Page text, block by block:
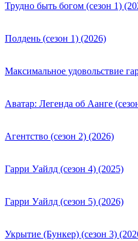
Трудно быть богом (сезон 1)
Полдень (сезон 1) (2026)
Максимальное удовольствие
Аватар: Легенда об Аанге
Агентство (сезон 2) (2026)
Гарри Уайлд (сезон 4) (2025)
Гарри Уайлд (сезон 5) (2026)
Укрытие (Бункер) (сезон 3)